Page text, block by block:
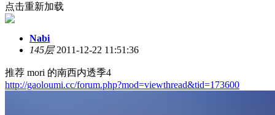
点击重新加载
Nabi
145层2011-12-22 11:51:36
推荐 mori 的南西内透季4
http://gaoloumi.cc/forum.php?mod=viewthread&tid=173600